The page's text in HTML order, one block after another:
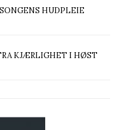
HUDPLEIE
KJÆRLIGHET I HØST